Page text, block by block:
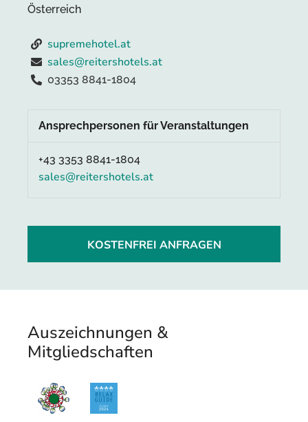
Österreich
supremehotel.at
sales@reitershotels.at
03353 8841-1804
Ansprechpersonen für Veranstaltungen
+43 3353 8841-1804
sales@reitershotels.at
KOSTENFREI ANFRAGEN
Auszeichnungen &
Mitgliedschaften